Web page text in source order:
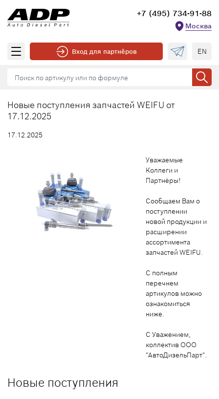
+7 (495) 734-91-88
Москва
Вход для партнёров EN
Новые поступления запчастей WEIFU от
17.12.2025
17.12.2025
Уважаемые
Коллеги и
Партнёры!
Сообщаем Вам о
поступлении
новой продукции и
расширении
ассортимента
запчастей WEIFU.
С полным
перечнем
артикулов можно
ознакомиться
ниже.
С Уважением,
коллектив ООО
"АвтоДизельПарт".
Новые поступления